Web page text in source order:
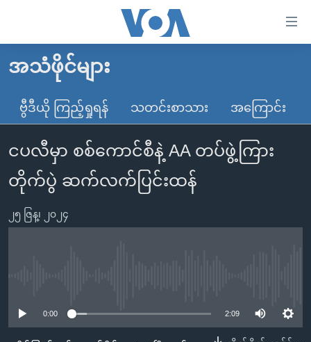
လွယ်ကူ
သည့်
များ
ပင်မ
သို့
မူလစာမျက်နှာ
မြန်မာ
ကမ္ဘာ့သတင်းများ
နိုင်ငံတကာ
အမေရိကန်
အစ္စရေး-ပါလက်စတိုင်း
ဗွီဒီယို
သတင်းလွတ်လပ်ခွင့်
ရပ်ဝန်းတခု လမ်းတခု အလွန်
အင်္ဂလိပ်စာလေ့လာမယ်
အသံဖိုင်များ
ဗွီဒီယို ကြည့်ရှုရန် သတင်းစာသား အကြောင်း
ငပလီမှာ စစ်ကောင်စီနဲ့ AA တပ်ဖွဲ့ကြား
တိုက်ပွဲ ဆက်လက်ပြင်းထန်
၂၅ ဇြန္၊ ၂၀၂၄
0:00 2:09